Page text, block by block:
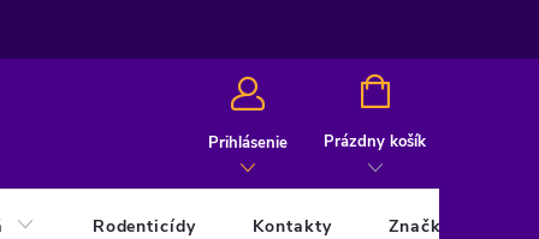
Prihlásenie
NÁKUPNÝ
Prázdny košík
Rodenticídy Kontakty Značky